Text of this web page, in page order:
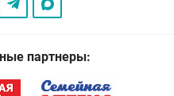
партнеры: